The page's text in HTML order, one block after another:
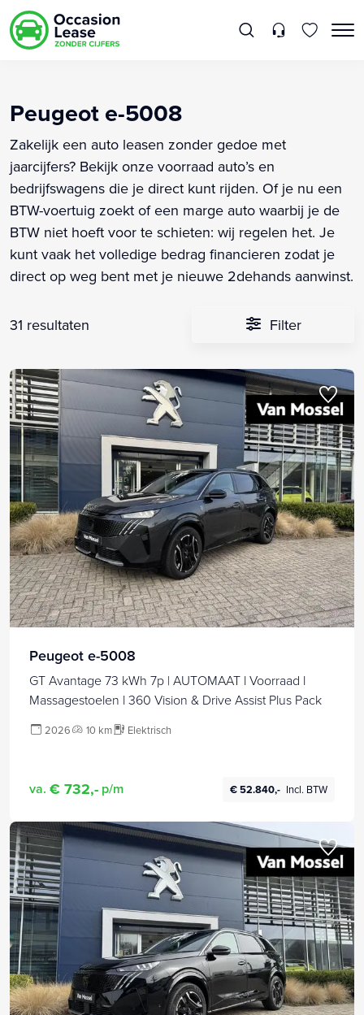
Peugeot e-5008
Zakelijk een auto leasen zonder gedoe met
jaarcijfers? Bekijk onze voorraad auto’s en
bedrijfswagens die je direct kunt rijden. Of je nu een
BTW-voertuig zoekt of een marge auto waarbij je de
BTW niet hoeft voor te schieten: wij regelen het. Je
kunt vaak het volledige bedrag financieren zodat je
direct op weg bent met je nieuwe 2dehands aanwinst.
31 resultaten Filter
Peugeot e-5008
GT Avantage 73 kWh 7p | AUTOMAAT l Voorraad l
Massagestoelen l 360 Vision & Drive Assist Plus Pack
2026 10 km Elektrisch
va. € 732,- p/m € 52.840,- Incl. BTW